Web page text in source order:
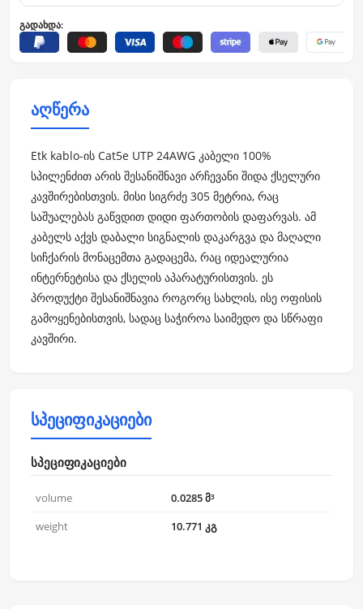
გადახდა:
აღწერა
Etk kablo-ის Cat5e UTP 24AWG კაბელი 100%
სპილენძით არის შესანიშნავი არჩევანი შიდა ქსელური
კავშირებისთვის. მისი სიგრძე 305 მეტრია, რაც
საშუალებას გაწვდით დიდი ფართობის დაფარვას. ამ
კაბელს აქვს დაბალი სიგნალის დაკარგვა და მაღალი
სიჩქარის მონაცემთა გადაცემა, რაც იდეალურია
ინტერნეტისა და ქსელის აპარატურისთვის. ეს
პროდუქტი შესანიშნავია როგორც სახლის, ისე ოფისის
გამოყენებისთვის, სადაც საჭიროა საიმედო და სწრაფი
კავშირი.
სპეციფიკაციები
სპეციფიკაციები
volume
0.0285 მ³
weight
10.771 კგ